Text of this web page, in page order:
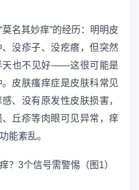
名其妙痒”的经历：明明皮
没疹子、没疙瘩，但突然
天也不见好——这很可能是
皮肤瘙痒症是皮肤科常见
、没有原发性皮肤损害，
丘疹等肉眼可见异常，痒
能紊乱。